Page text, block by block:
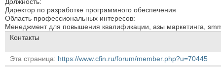
Директор по разработке программного обеспечения
Область профессиональных интересов:
Менеджмент для повышения квалификации, азы маркетинга,
Контакты
Эта страница
https://www.cfin.ru/forum/member.php?u=70445